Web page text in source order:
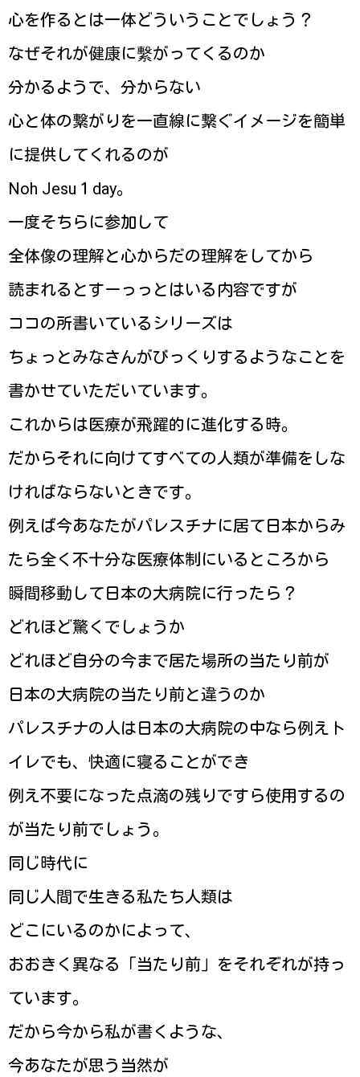
心を作るとは一体どういうことでしょう？
なぜそれが健康に繫がってくるのか
分かるようで、分からない
心と体の繋がりを一直線に繋ぐイメージを簡単
に提供してくれるのが
Noh Jesu１day。
一度そちらに参加して
全体像の理解と心からだの理解をしてから
読まれるとすーっっとはいる内容ですが
ココの所書いているシリーズは
ちょっとみなさんがびっくりするようなことを
書かせていただいています。
これからは医療が飛躍的に進化する時。
だからそれに向けてすべての人類が準備をしな
ければならないときです。
例えば今あなたがパレスチナに居て日本からみ
たら全く不十分な医療体制にいるところから
瞬間移動して日本の大病院に行ったら？
どれほど驚くでしょうか
どれほど自分の今まで居た場所の当たり前が
日本の大病院の当たり前と違うのか
パレスチナの人は日本の大病院の中なら例えト
イレでも、快適に寝ることができ
例え不要になった点滴の残りですら使用するの
が当たり前でしょう。
同じ時代に
同じ人間で生きる私たち人類は
どこにいるのかによって、
おおきく異なる「当たり前」をそれぞれが持っ
ています。
だから今から私が書くような、
今あなたが思う当然が